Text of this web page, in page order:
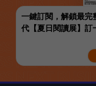
一鍵訂閱，解鎖最
代【夏日閱讀展】